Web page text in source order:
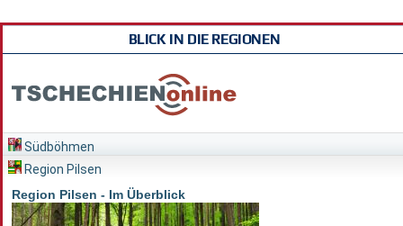
BLICK IN DIE REGIONEN
Südböhmen
Region Pilsen
Region Pilsen - Im Überblick